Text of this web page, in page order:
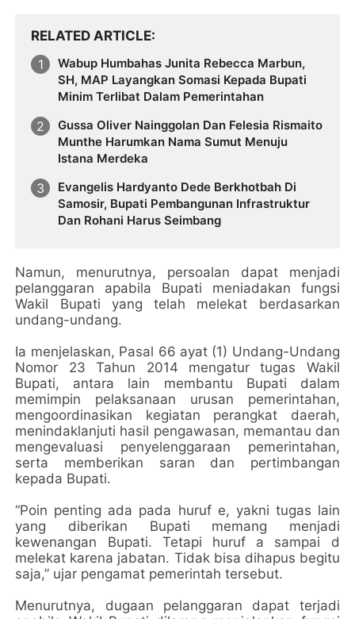
RELATED ARTICLE
Wabup Humbahas Junita Rebecca Marbun,
SH, MAP Layangkan Somasi Kepada Bupati
Minim Terlibat Dalam Pemerintahan
Gussa Oliver Nainggolan Dan Felesia Rismaito
Munthe Harumkan Nama Sumut Menuju
Istana Merdeka
Evangelis Hardyanto Dede Berkhotbah Di
Samosir, Bupati Pembangunan Infrastruktur
Dan Rohani Harus Seimbang
Namun, menurutnya, persoalan dapat menjadi
pelanggaran apabila Bupati meniadakan fungsi
Wakil Bupati yang telah melekat berdasarkan
undang-undang.
Ia menjelaskan, Pasal 66 ayat (1) Undang-Undang
Nomor 23 Tahun 2014 mengatur tugas Wakil
Bupati, antara lain membantu Bupati dalam
memimpin pelaksanaan urusan pemerintahan,
mengoordinasikan kegiatan perangkat daerah,
menindaklanjuti hasil pengawasan, memantau dan
mengevaluasi penyelenggaraan pemerintahan,
serta memberikan saran dan pertimbangan
kepada Bupati.
“Poin penting ada pada huruf e, yakni tugas lain
yang diberikan Bupati memang menjadi
kewenangan Bupati. Tetapi huruf a sampai d
melekat karena jabatan. Tidak bisa dihapus begitu
saja,” ujar pengamat pemerintah tersebut.
Menurutnya, dugaan pelanggaran dapat terjadi